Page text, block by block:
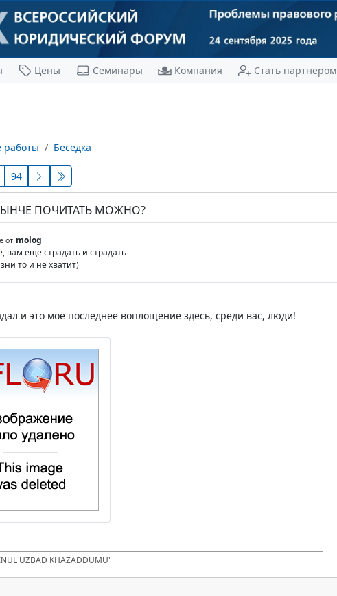
Цены Семинары Компания Стать партнером
Беседка
94
ПОЧИТАТЬ МОЖНО?
от molog
вам еще страдать и страдать
то и не хватит)
и это моё последнее воплощение здесь, среди вас, люди!
UZBAD KHAZADDUMU"